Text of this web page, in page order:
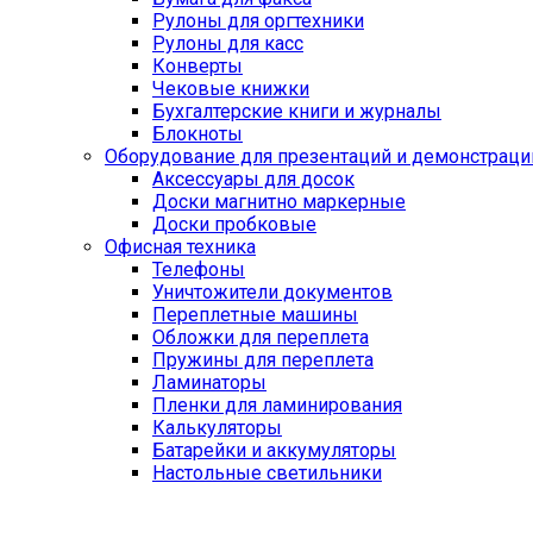
Рулоны для оргтехники
Рулоны для касс
Конверты
Чековые книжки
Бухгалтерские книги и журналы
Блокноты
Оборудование для презентаций и
Аксессуары для досок
Доски магнитно маркерные
Доски пробковые
Офисная техника
Телефоны
Уничтожители документов
Переплетные машины
Обложки для переплета
Пружины для переплета
Ламинаторы
Пленки для ламинирования
Калькуляторы
Батарейки и аккумуляторы
Настольные светильники